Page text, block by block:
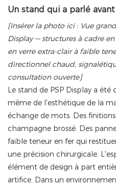
Un stand qui a parlé
[Insérer la photo ici : Vue
Display — structures à cadre
en verre extra-clair à faible
directionnel chaud,
consultation ouverte]
Le stand de PSP Display a
même de l'esthétique de la
échange de mots. Des
champagne brossé. Des
faible teneur en fer qui
une précision chirurgicale.
élément de design à part
artifice. Dans un